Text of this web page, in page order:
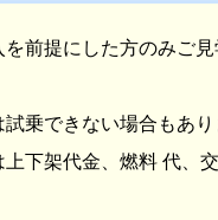
前提にした方のみご見
乗できない場合もあり
下架代金、燃料 代、